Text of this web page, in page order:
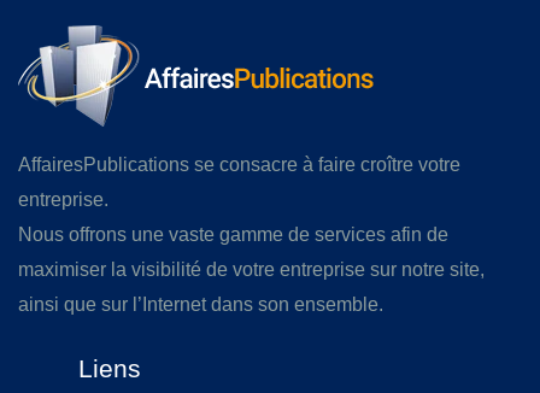
AffairesPublications se consacre à faire croître votre
entreprise.
Nous offrons une vaste gamme de services afin de
maximiser la visibilité de votre entreprise sur notre site,
ainsi que sur l’Internet dans son ensemble.
Liens